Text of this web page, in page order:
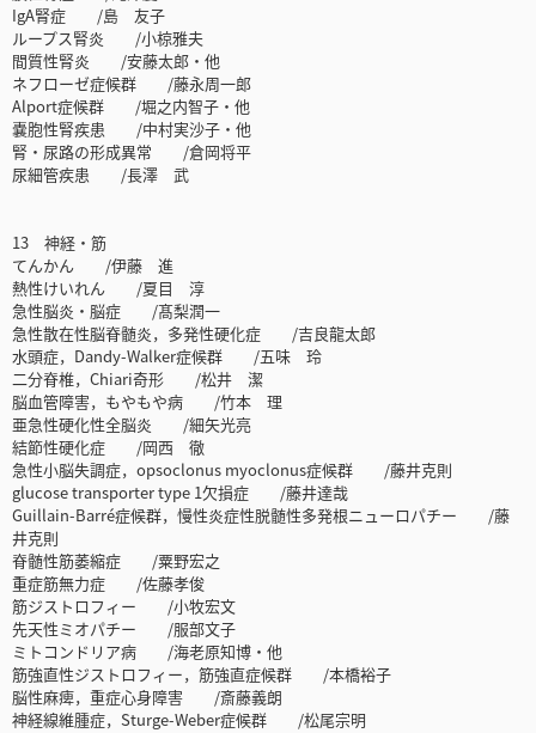
IgA腎症 /島 友子
ループス腎炎 /小椋雅夫
間質性腎炎 /安藤太郎・他
ネフローゼ症候群 /藤永周一郎
Alport症候群 /堀之内智子・他
嚢胞性腎疾患 /中村実沙子・他
腎・尿路の形成異常 /倉岡将平
尿細管疾患 /長澤 武
13 神経・筋
てんかん /伊藤 進
熱性けいれん /夏目 淳
急性脳炎・脳症 /髙梨潤一
急性散在性脳脊髄炎，多発性硬化症 /吉良龍太郎
水頭症，Dandy-Walker症候群 /五味 玲
二分脊椎，Chiari奇形 /松井 潔
脳血管障害，もやもや病 /竹本 理
亜急性硬化性全脳炎 /細矢光亮
結節性硬化症 /岡西 徹
急性小脳失調症，opsoclonus myoclonus症候群 /藤井克則
glucose transporter type 1欠損症 /藤井達哉
Guillain-Barré症候群，慢性炎症性脱髄性多発根ニューロパチー /藤
井克則
脊髄性筋萎縮症 /粟野宏之
重症筋無力症 /佐藤孝俊
筋ジストロフィー /小牧宏文
先天性ミオパチー /服部文子
ミトコンドリア病 /海老原知博・他
筋強直性ジストロフィー，筋強直症候群 /本橋裕子
脳性麻痺，重症心身障害 /斎藤義朗
神経線維腫症，Sturge-Weber症候群 /松尾宗明